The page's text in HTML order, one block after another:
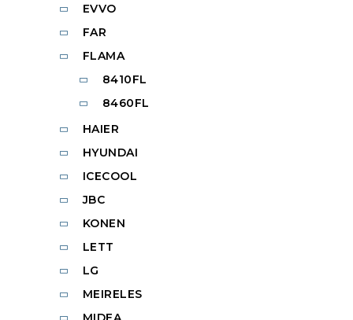
EVVO
FAR
FLAMA
8410FL
8460FL
HAIER
HYUNDAI
ICECOOL
JBC
KONEN
LETT
LG
MEIRELES